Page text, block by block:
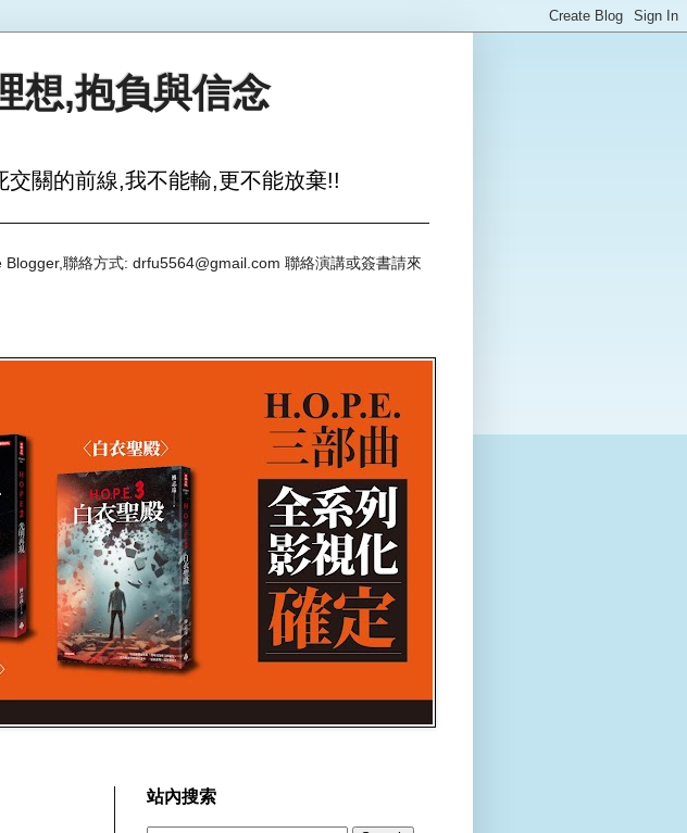
想,抱負與信念
關的前線,我不能輸,更不能放棄!!
聯絡方式: drfu5564@gmail.com 聯絡演講或簽書請來
站內搜索